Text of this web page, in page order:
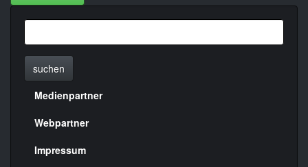
suchen
Menülinks
rechte
Seite
Medienpartner
Webpartner
Impressum